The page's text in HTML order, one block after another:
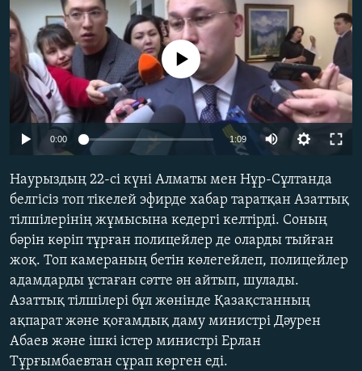
Русский
ЖАЗЫЛЫҢЫЗ
Басқа тілдерде
No media source currently available
0:00 1:09
Наурыздың 22-сі күні Алматы мен Нұр-Сұлтанда
белгісіз топ тікелей эфирде хабар таратқан Азаттық
тілшілерінің жұмысына кедергі келтірді. Соның
бәрін көріп тұрған полицейлер де оларды тыйған
жоқ. Топ камераның бетін көлегейлеп, полицейлер
адамдарды ұстаған сәтте ән айтып, шулады.
Азаттық тілшілері бұл жөнінде Қазақстанның
ақпарат және қоғамдық даму министрі Дәурен
Абаев және ішкі істер министрі Ерлан
Тұрғымбаевтан сұрап көрген еді.